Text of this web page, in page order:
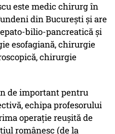
este medic chirurg în
din București și are
bilio-pancreatică și
esofagiană, chirurgie
chirurgie
de important pentru
echipa profesorului
operație reușită de
românesc (de la